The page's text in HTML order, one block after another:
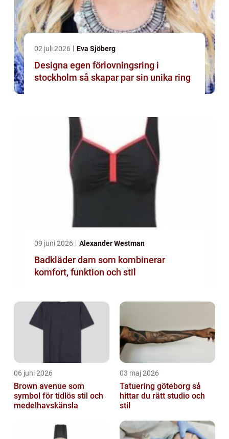
02 juli 2026 Eva Sjöberg
Designa egen förlovningsring i
stockholm så skapar par sin unika ring
09 juni 2026 Alexander Westman
Badkläder dam som kombinerar
komfort, funktion och stil
06 juni 2026
Brown avenue som
symbol för tidlös stil och
medelhavskänsla
03 maj 2026
Tatuering göteborg så
hittar du rätt studio och
stil